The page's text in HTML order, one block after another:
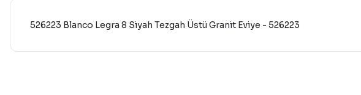
526223 Blanco Legra 8 Siyah Tezgah Üstü Granit Eviye - 526223